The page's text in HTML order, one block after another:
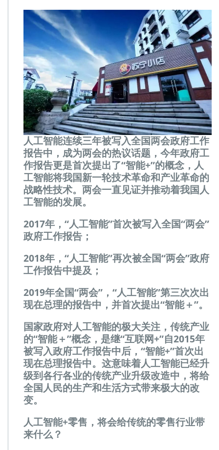
家
本
人工智能连续三年被写入全国两会政府工作
报告中，成为两会的热议话题，今年政府工
作报告更是首次提出了“智能+”的概念，人
工智能将我国新一轮技术革命和产业革命的
战略性技术。两会一直见证并推动着我国人
工智能的发展。
2017年，“人工智能”首次被写入全国“两会”
政府工作报告；
2018年，“人工智能”再次被全国“两会”政府
工作报告中提及；
2019年全国“两会”，“人工智能”第三次次出
现在总理的报告中，并首次提出“智能＋”。
国家政府对人工智能的极大关注，传统产业
的“智能＋”概念，是继“互联网+”自2015年
被写入政府工作报告中后，“智能+”首次出
现在总理报告中。这意味着人工智能已经升
级到各行各业的传统产业升级改造中，将给
全国人民的生产和生活方式带来极大的改
变。
人工智能+零售，将会给传统的零售行业带
来什么？